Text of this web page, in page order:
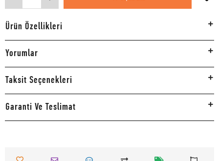
Ürün Özellikleri
Yorumlar
Taksit Seçenekleri
Garanti Ve Teslimat